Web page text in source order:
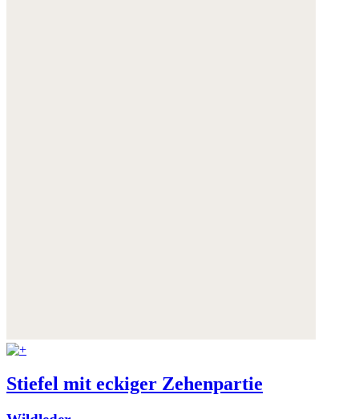
Stiefel mit eckiger Zehenpartie